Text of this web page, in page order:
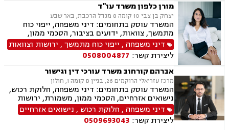
מורן כלפון משרד עו"ד
יצחק בן צבי 10 קומה 8 מגדל הרכבת, באר שבע
המשרד עוסק בתחומים: דיני משפחה, ייפוי כוח
מתמשך, צוואות, ידועים בציבור, הסכמי ממון,
אבהות, מזונות, משמורת, גירושין, נישואים אזרחיים,
ניכור הורי
דיני משפחה , ייפוי כוח מתמשך, ירושות וצוואות
ליצירת קשר: 0508004877
אברהם קורחוב משרד עורכי דין וגישור
מרכז עזריאלי הרוקמים 26, בניין B קומה 1, חולון
המשרד עוסק בתחומים: דיני משפחה, חלוקת רכוש,
נישואים אזרחיים, הסכמי ממון, משמורת, ירושות
וצוואות, גירושין, זמני שהות, מזונות, ידועים בציבור,
גישור ובוררות, גישור במשפחה, תיאום הורי, ניכור
הורי, כתובה, אבהות, מעמד אישי, עסקאות מתנה.
דיני משפחה , חלוקת רכוש , נישואים אזרחיים
ליצירת קשר: 0509693043